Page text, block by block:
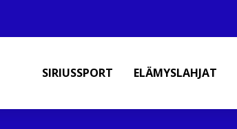
SIRIUSSPORT ELÄMYSLAHJAT